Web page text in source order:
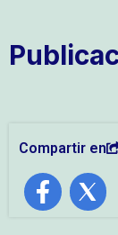
Compartir en